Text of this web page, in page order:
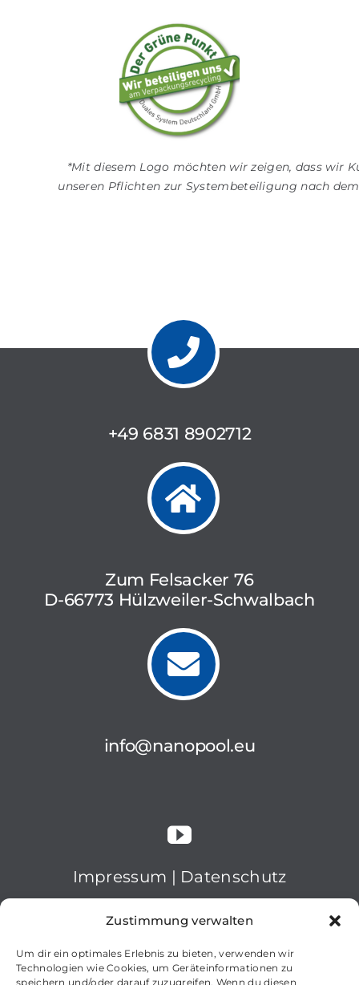
Zustimmung verwalten
Um dir ein optimales Erlebnis zu bieten, verwenden wir
Technologien wie Cookies, um Geräteinformationen zu
speichern und/oder darauf zuzugreifen. Wenn du diesen
*Mit diesem Logo möchten wir zeigen, dass wir
unseren Pflichten zur Systembeteiligung nach
+49 6831 8902712
Zum Felsacker 76
D-66773 Hülzweiler-Schwalbach
info@nanopool.eu
Impressum Datenschutz
© 2025 nanopool GmbH